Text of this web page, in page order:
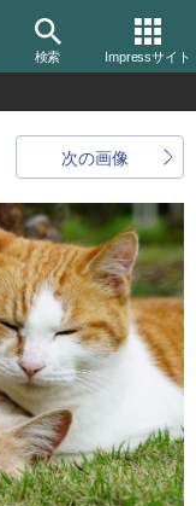
検索 Impressサイト
次の画像